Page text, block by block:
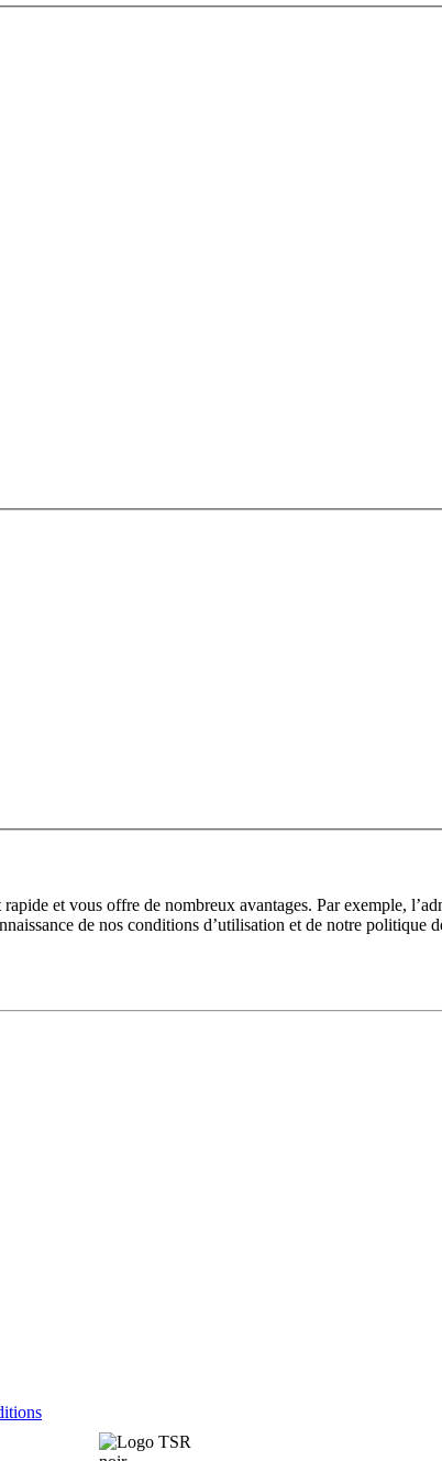
et vous offre de nombreux avantages. Par exemple,
de nos conditions d’utilisation et de notre